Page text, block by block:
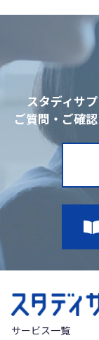
スタディサ
ご質問・ご確
サービス一覧